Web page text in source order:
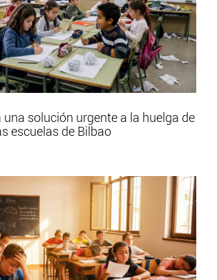
una solución urgente a la huelga de
escuelas de Bilbao